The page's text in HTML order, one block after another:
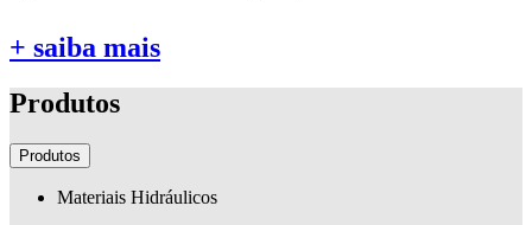
+ saiba mais
Produtos
Produtos
Materiais Hidráulicos